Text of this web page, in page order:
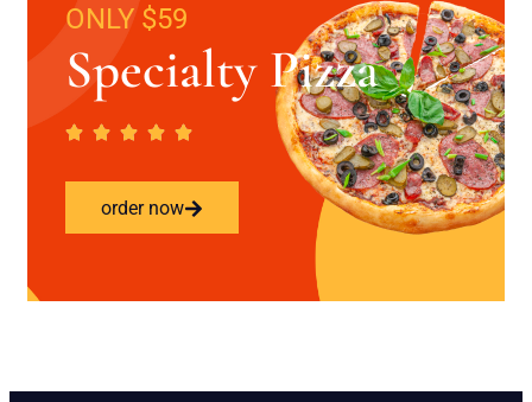
ONLY $59
Specialty Pizza
order now